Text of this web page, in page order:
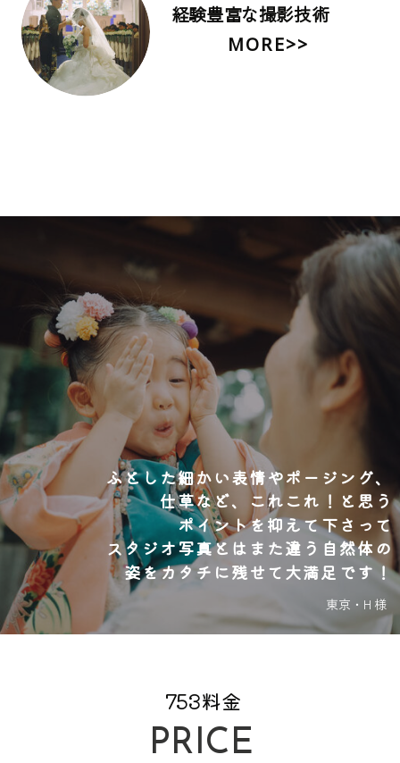
経験豊富な撮影技術
MORE>>
ふとした細かい表情やポージング、
仕草など、これこれ！と思う
ポイントを抑えて下さって
スタジオ写真とはまた違う自然体の
姿をカタチに残せて大満足です！
東京・H様
753料金
PRICE